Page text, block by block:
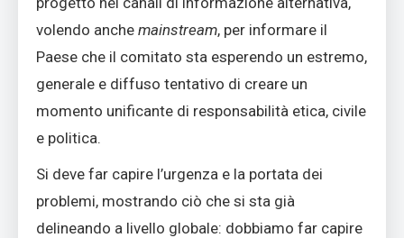
volendo anche mainstream, per informare il
Paese che il comitato sta esperendo un estremo,
generale e diffuso tentativo di creare un
momento unificante di responsabilità etica, civile
e politica.
Si deve far capire l’urgenza e la portata dei
problemi, mostrando ciò che si sta già
delineando a livello globale: dobbiamo far capire